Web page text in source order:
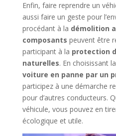
Enfin, faire reprendre un
aussi faire un geste pour
procédant à la démolition
composants peuvent être
participant à la protection
naturelles. En choisissant la
voiture en panne par un
participez à une démarche
pour d’autres conducteurs.
véhicule, vous pouvez en
écologique et utile.